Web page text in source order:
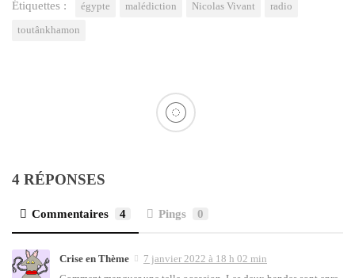
Étiquettes : égypte malédiction Nicolas Vivant radio
toutânkhamon
4 RÉPONSES
Commentaires 4 Pings 0
Crise en Thème
7 janvier 2022 à 18 h 02 min